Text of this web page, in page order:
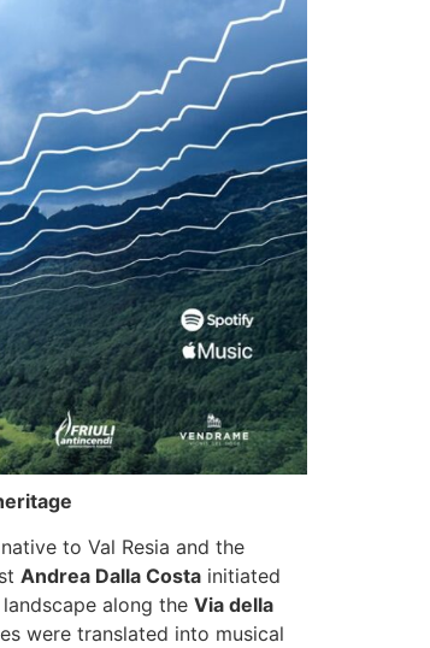
to Val Resia and the
Andrea Dalla Costa initiated
along the Via della
were translated into musical